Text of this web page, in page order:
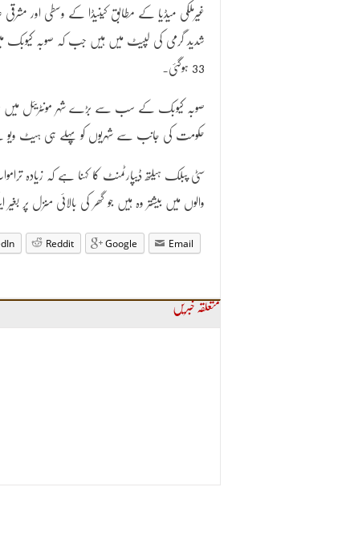
غیرملکی میڈیا کے مطابق کینیڈا کے وسطی اور مشرقی
33 ہوگئی۔
حکومت کی جانب سے شہریوں کو پہلے ہی ہیٹ ویو سے
والوں میں بیشتر وہ ہیں جو گھر کی بالائی منزل پر بغیر
Reddit Google Email
متعلقہ خبریں